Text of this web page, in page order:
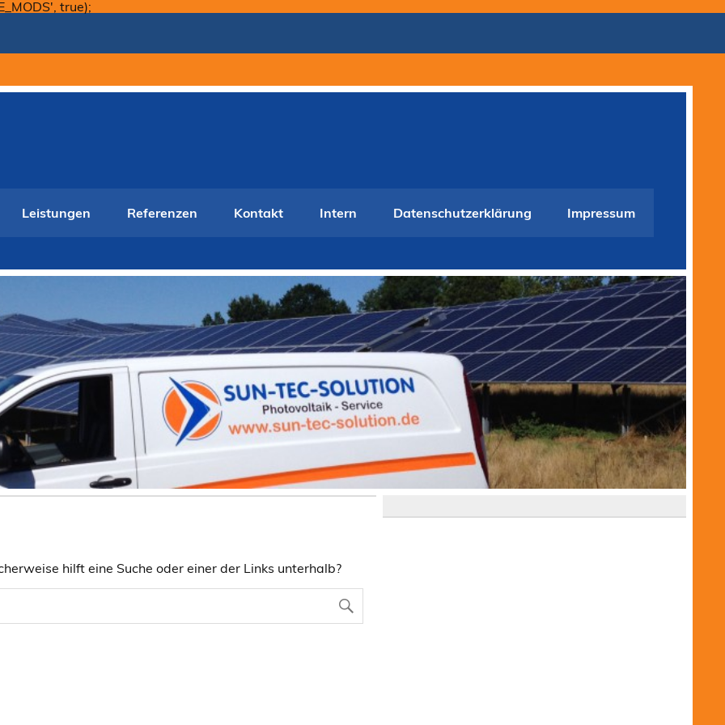
true);
Leistungen Referenzen Kontakt Intern Datenschutzerklärung Impressum
hilft eine Suche oder einer der Links unterhalb?